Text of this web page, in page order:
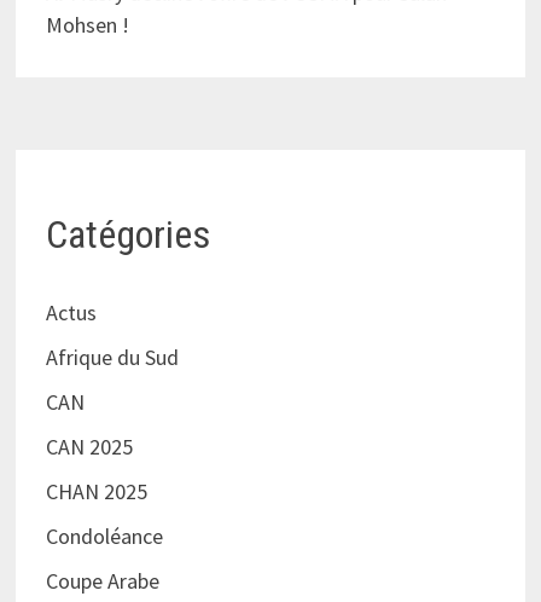
Mohsen !
Catégories
Actus
Afrique du Sud
CAN
CAN 2025
CHAN 2025
Condoléance
Coupe Arabe